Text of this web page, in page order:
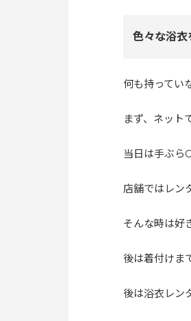
色々な浴衣
何も持ってい
まず、ネット
当日は手ぶら
店舗ではレン
そんな時は好
後は着付けま
後は浴衣レン